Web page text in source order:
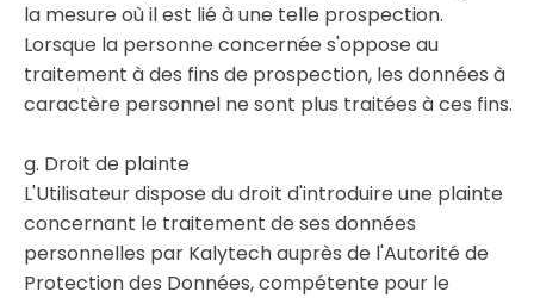
la mesure où il est lié à une telle prospection.
Lorsque la personne concernée s'oppose au
traitement à des fins de prospection, les données à
caractère personnel ne sont plus traitées à ces fins.
g. Droit de plainte
L'Utilisateur dispose du droit d'introduire une plainte
concernant le traitement de ses données
personnelles par Kalytech auprès de l'Autorité de
Protection des Données, compétente pour le